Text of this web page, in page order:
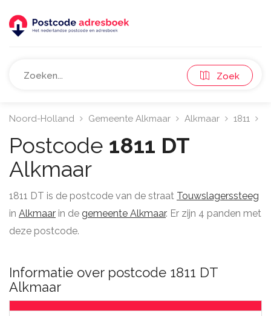
Zoek
Noord-Holland Gemeente Alkmaar Alkmaar 1811
Postcode 1811 DT
Alkmaar
1811 DT is de postcode van de straat Touwslagerssteeg
in Alkmaar in de gemeente Alkmaar. Er zijn 4 panden met
deze postcode.
Informatie over postcode 1811 DT
Alkmaar